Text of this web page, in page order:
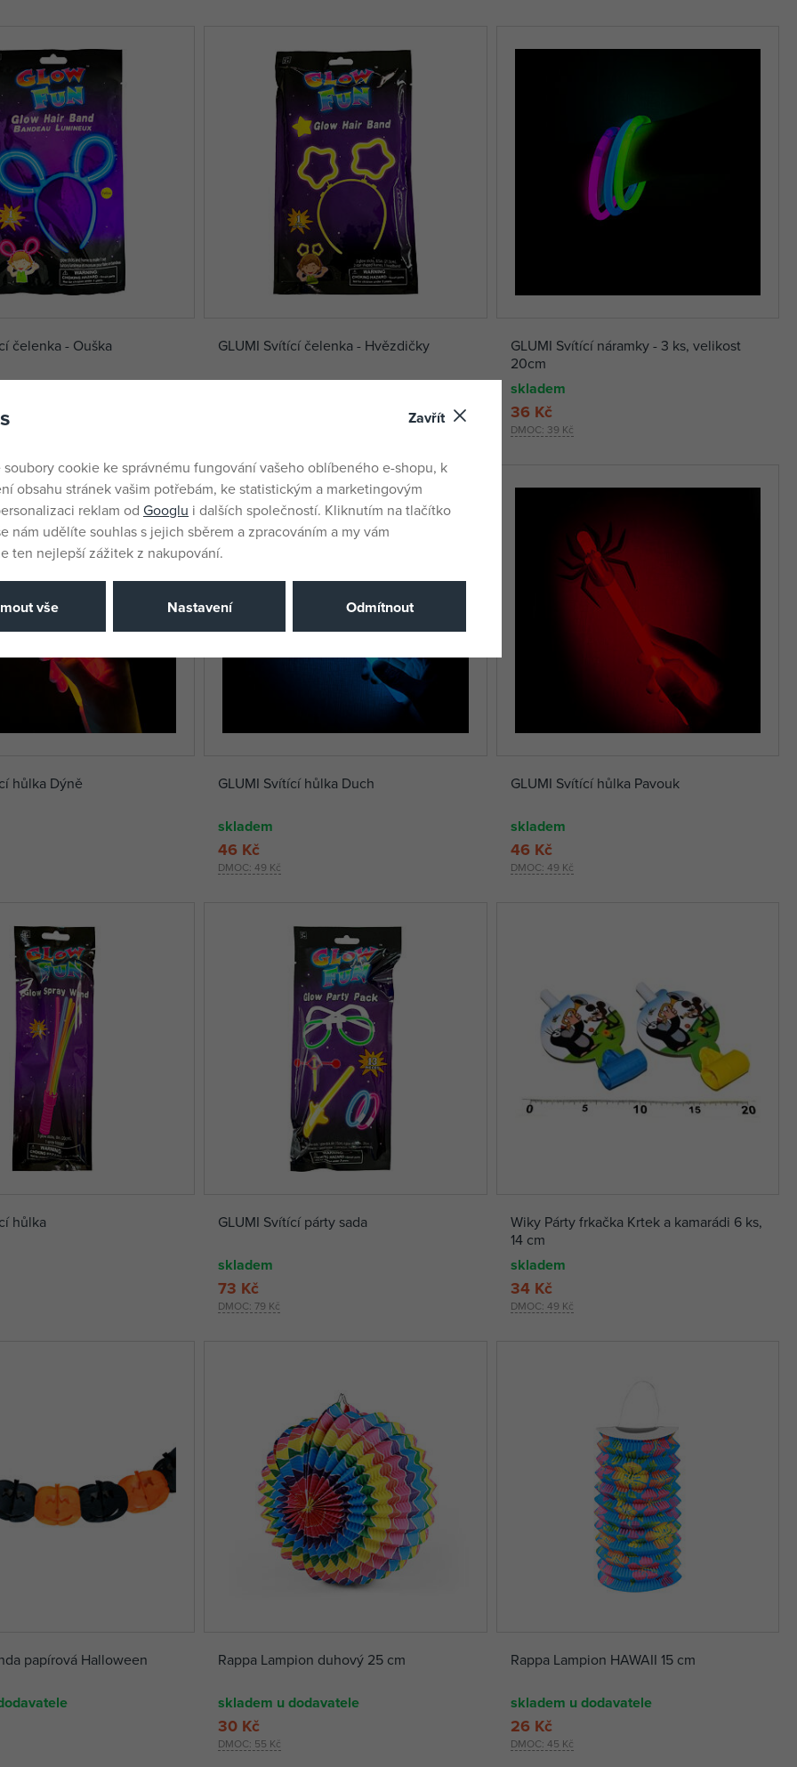
čelenka - Ouška GLUMI Svítící čelenka - Hvězdičky
GLUMI Svítící náramky - 3 ks, velikost
20cm
skladem
DMOC: 39 Kč
36 Kč
hůlka Dýně GLUMI Svítící hůlka Duch
skladem
DMOC: 49 Kč
46 Kč
GLUMI Svítící hůlka Pavouk
skladem
DMOC: 49 Kč
46 Kč
hůlka GLUMI Svítící párty sada
skladem
DMOC: 79 Kč
73 Kč
Wiky Párty frkačka Krtek a kamarádi 6 ks,
14 cm
skladem
DMOC: 49 Kč
34 Kč
papírová Halloween
Rappa Lampion duhový 25 cm
skladem u dodavatele
DMOC: 55 Kč
30 Kč
Rappa Lampion HAWAII 15 cm
skladem u dodavatele
DMOC: 45 Kč
26 Kč
Zavřít
soubory cookie ke správnému fungování vašeho oblíbeného e-shopu, k
obsahu stránek vašim potřebám, ke statistickým a marketingovým
reklam od Googlu i dalších společností. Kliknutím na tlačítko
nám udělíte souhlas s jejich sběrem a zpracováním a my vám
ten nejlepší zážitek z nakupování.
vše Nastavení Odmítnout